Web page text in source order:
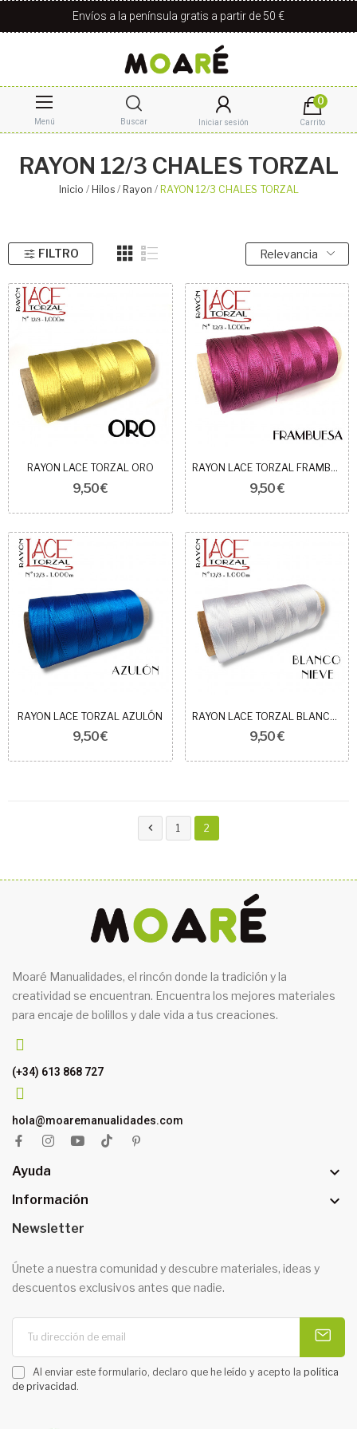
Envíos a la península gratis a partir de 50 €
Menú Buscar Iniciar sesión
0
Carrito
RAYON 12/3 CHALES TORZAL
Inicio Hilos Rayon RAYON 12/3 CHALES TORZAL
FILTRO Relevancia
RAYON LACE TORZAL ORO
9,50 €
RAYON LACE TORZAL FRAMBUESA
9,50 €
RAYON LACE TORZAL AZULÓN
9,50 €
RAYON LACE TORZAL BLANCO NIEVE
9,50 €
 1 2
Moaré Manualidades, el rincón donde la tradición y la
creatividad se encuentran. Encuentra los mejores materiales
para encaje de bolillos y dale vida a tus creaciones.
(+34) 613 868 727
hola@moaremanualidades.com
Ayuda 
Información 
Newsletter
Únete a nuestra comunidad y descubre materiales, ideas y
descuentos exclusivos antes que nadie.
Al enviar este formulario, declaro que he leído y acepto la política
de privacidad